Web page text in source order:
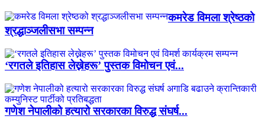
कमरेड विमला श्रेष्ठको
श्रद्धाञ्जलीसभा सम्पन्न
‘रगतले इतिहास लेख्नेहरू’ पुस्तक विमोचन एवं...
गणेश नेपालीको हत्यारो सरकारका विरुद्ध संघर्ष...